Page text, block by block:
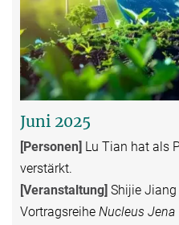
Juni 2025
[Personen] Lu Tian hat als
verstärkt.
[Veranstaltung] Shijie
Vortragsreihe Nucleus Jena